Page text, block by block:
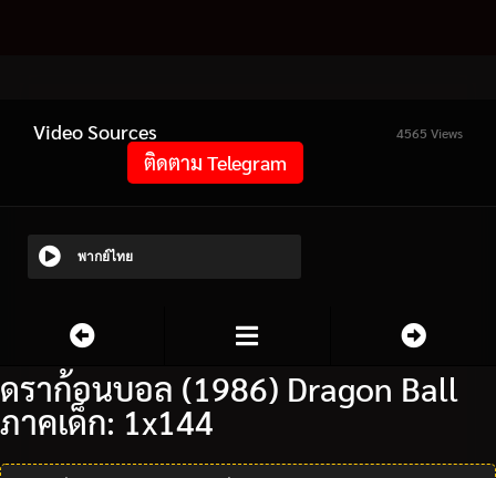
Video Sources 4565 Views
ติดตาม Telegram
พากย์ไทย
ดราก้อนบอล (1986) Dragon Ball
ภาคเด็ก: 1x144